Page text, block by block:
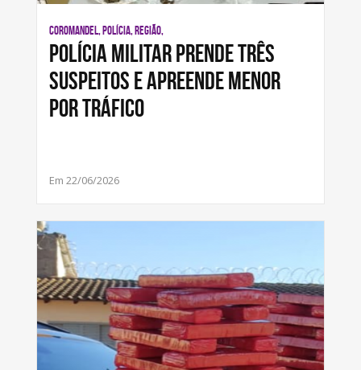
COROMANDEL, POLÍCIA, REGIÃO,
Polícia Militar prende três
suspeitos e apreende menor
por tráfico
Em 22/06/2026